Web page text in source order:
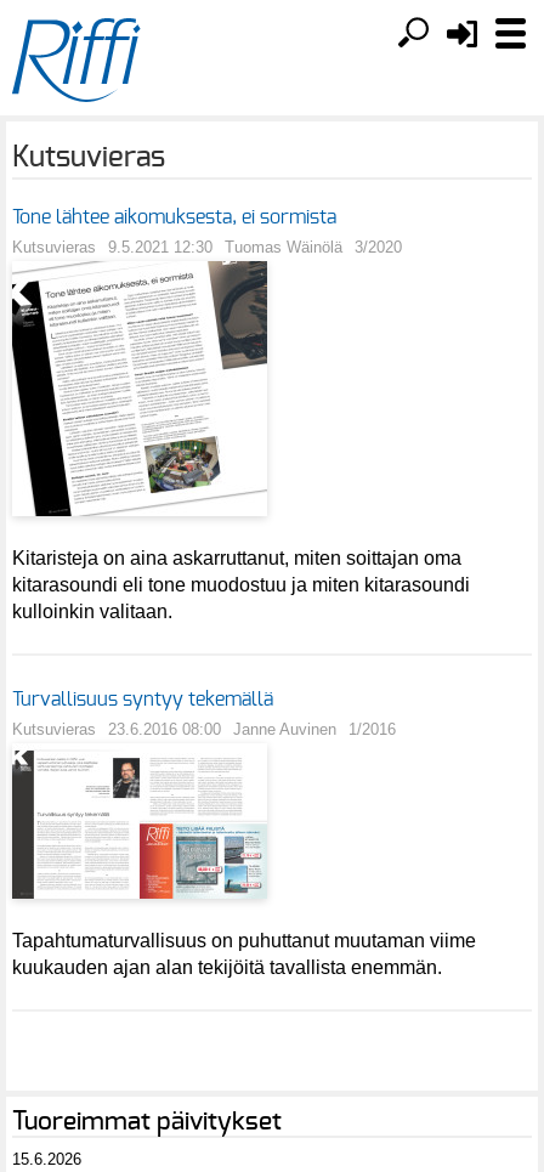
Kutsuvieras
Tone lähtee aikomuksesta, ei sormista
Kutsuvieras 9.5.2021 12:30 Tuomas Wäinölä 3/2020
Kitaristeja on aina askarruttanut, miten soittajan oma
kitarasoundi eli tone muodostuu ja miten kitarasoundi
kulloinkin valitaan.
Turvallisuus syntyy tekemällä
Kutsuvieras 23.6.2016 08:00 Janne Auvinen 1/2016
Tapahtumaturvallisuus on puhuttanut muutaman viime
kuukauden ajan alan tekijöitä tavallista enemmän.
Tuoreimmat päivitykset
15.6.2026